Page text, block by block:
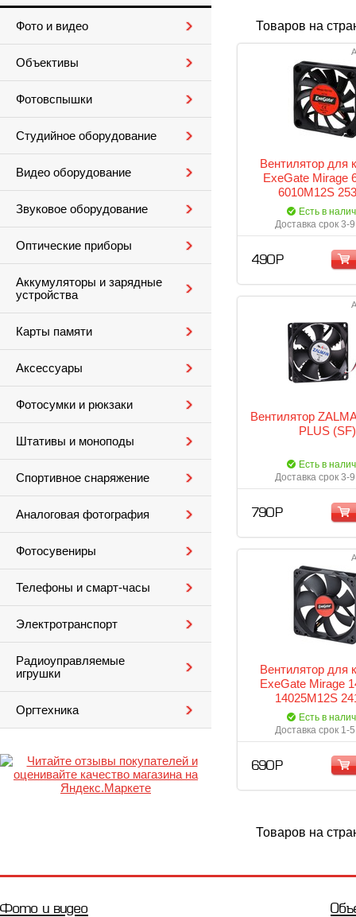
Фото и видео
Объективы
Фотовспышки
Студийное оборудование
Видео оборудование
Звуковое оборудование
Оптические приборы
Аккумуляторы и зарядные
устройства
Карты памяти
Аксессуары
Фотосумки и рюкзаки
Штативы и моноподы
Спортивное снаряжение
Аналоговая фотография
Фотосувениры
Телефоны и смарт-часы
Электротранспорт
Радиоуправляемые
игрушки
Оргтехника
Товаров на
Вентилятор для
ExeGate Mirage
6010M12S
Есть в
Доставка срок 3-
490 Р
Вентилятор
PLUS (SF)
Есть в
Доставка срок 3-
790 Р
Вентилятор для
ExeGate Mirage
14025M12S
Есть в
Доставка срок 1-
690 Р
Товаров на
Фото и видео